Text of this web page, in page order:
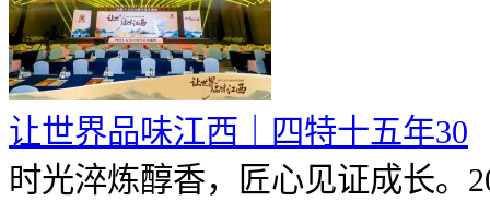
让世界品味江西｜四特十五年30
时光淬炼醇香，匠心见证成长。